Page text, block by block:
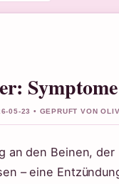
05-23 • GEPRUFT VON
an den Beinen,
– eine